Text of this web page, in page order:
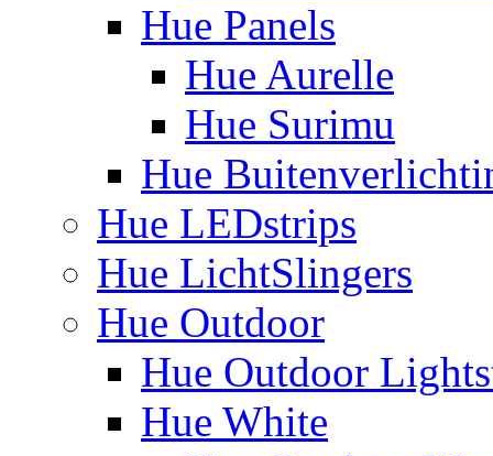
Hue Panels
Hue Aurelle
Hue Surimu
Hue
Hue LEDstrips
Hue LichtSlingers
Hue Outdoor
Hue Outdoor
Hue White